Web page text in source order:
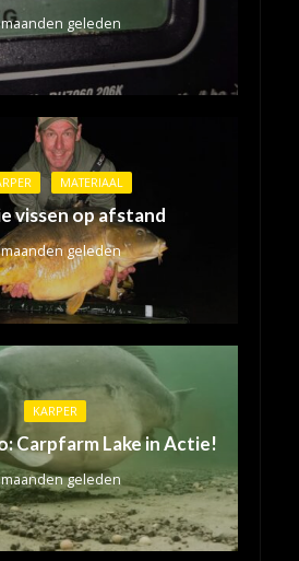
geleden
MATERIAAL
vissen op afstand
geleden
KARPER
Carpfarm Lake in Actie!
geleden